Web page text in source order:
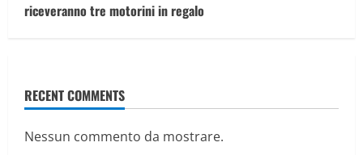
riceveranno tre motorini in regalo
RECENT COMMENTS
Nessun commento da mostrare.